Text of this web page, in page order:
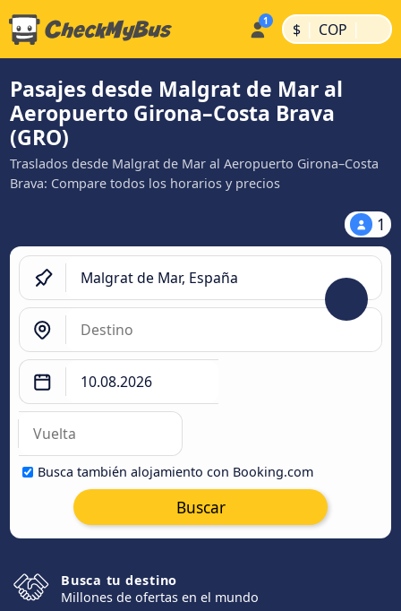
$ | COP |
Pasajes desde Malgrat de Mar al
Aeropuerto Girona–Costa Brava
(GRO)
Traslados desde Malgrat de Mar al Aeropuerto Girona–Costa
Brava: Compare todos los horarios y precios
1
Busca también alojamiento con Booking.com
Buscar
Busca tu destino
Millones de ofertas en el mundo